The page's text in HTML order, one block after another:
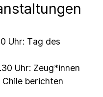
Uhr: Tag des
Uhr: Zeug*innen
Chile berichten